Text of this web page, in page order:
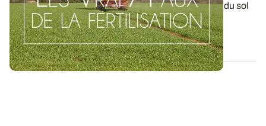
L’efficacité des engrais azotés épandus à la surface du sol
dépend principalement de la...
09 AVR. 2015